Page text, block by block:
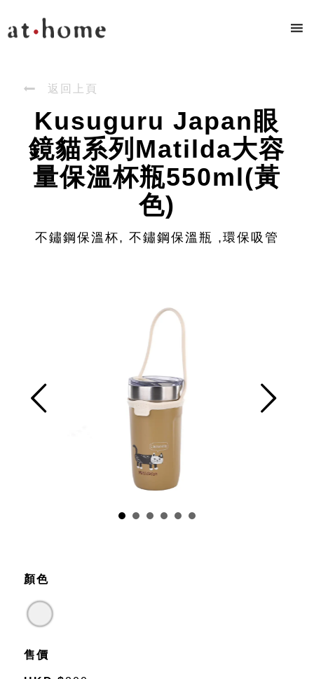
 返回上頁
Kusuguru Japan眼
鏡貓系列Matilda大容
量保溫杯瓶550ml(黃
色)
不鏽鋼保溫杯, 不鏽鋼保溫瓶 ,環保吸管
顏色
售價